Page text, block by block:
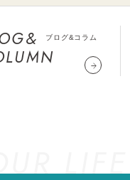
ブログ&コラム
LIFE